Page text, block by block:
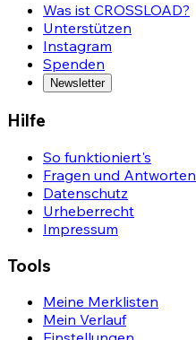
Was ist CROSSLOAD?
Unterstützen
Instagram
Spenden
Newsletter
Hilfe
So funktioniert's
Fragen und Antworten
Datenschutz
Urheberrecht
Impressum
Tools
Meine Merklisten
Mein Verlauf